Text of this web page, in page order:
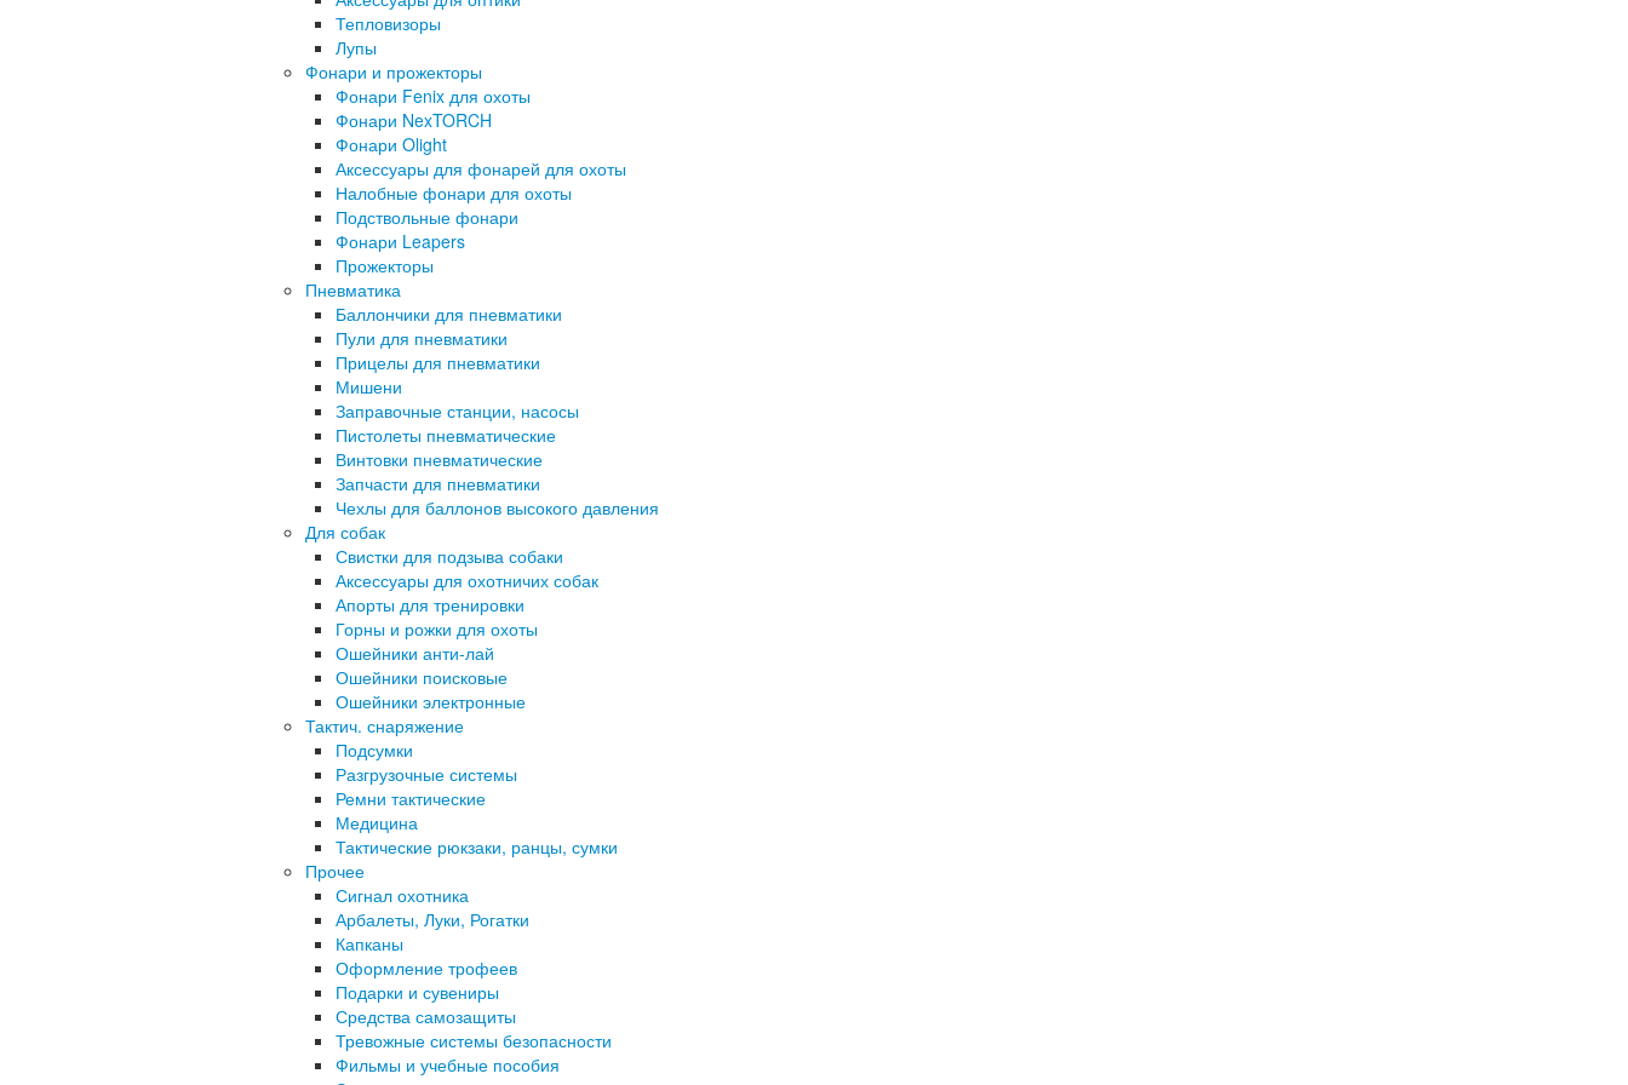
Тепловизоры
Лупы
Фонари и прожекторы
Фонари Fenix для охоты
Фонари NexTORCH
Фонари Olight
Аксессуары для фонарей для охоты
Налобные фонари для охоты
Подствольные фонари
Фонари Leapers
Прожекторы
Пневматика
Баллончики для пневматики
Пули для пневматики
Прицелы для пневматики
Мишени
Заправочные станции, насосы
Пистолеты пневматические
Винтовки пневматические
Запчасти для пневматики
Чехлы для баллонов высокого давления
Для собак
Свистки для подзыва собаки
Аксессуары для охотничих собак
Апорты для тренировки
Горны и рожки для охоты
Ошейники анти-лай
Ошейники поисковые
Ошейники электронные
Тактич. снаряжение
Подсумки
Разгрузочные системы
Ремни тактические
Медицина
Тактические рюкзаки, ранцы, сумки
Прочее
Сигнал охотника
Арбалеты, Луки, Рогатки
Капканы
Оформление трофеев
Подарки и сувениры
Средства самозащиты
Тревожные системы безопасности
Фильмы и учебные пособия